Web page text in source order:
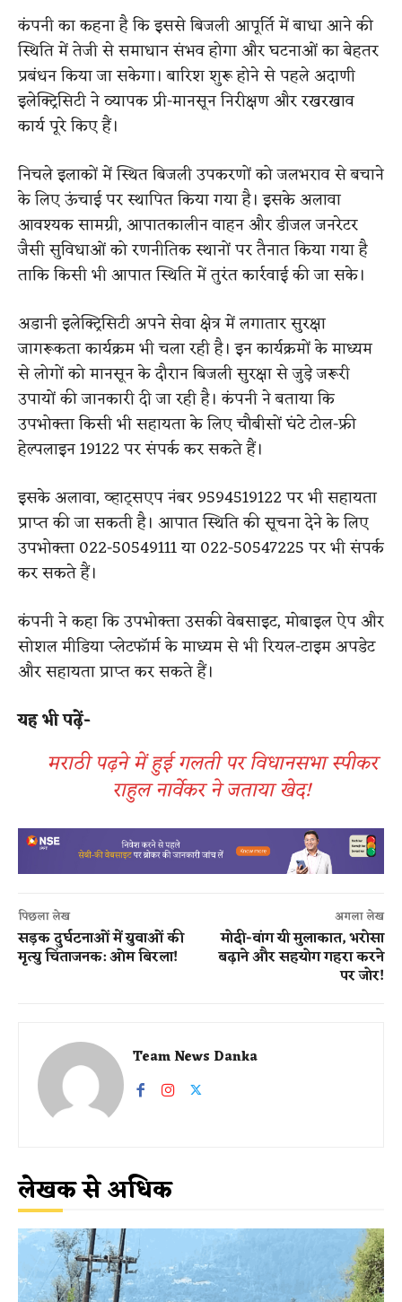
कंपनी का कहना है कि इससे बिजली आपूर्ति में बाधा आने की
स्थिति में तेजी से समाधान संभव होगा और घटनाओं का बेहतर
प्रबंधन किया जा सकेगा। बारिश शुरू होने से पहले अदाणी
इलेक्ट्रिसिटी ने व्यापक प्री-मानसून निरीक्षण और रखरखाव
कार्य पूरे किए हैं।
निचले इलाकों में स्थित बिजली उपकरणों को जलभराव से बचाने
के लिए ऊंचाई पर स्थापित किया गया है। इसके अलावा
आवश्यक सामग्री, आपातकालीन वाहन और डीजल जनरेटर
जैसी सुविधाओं को रणनीतिक स्थानों पर तैनात किया गया है
ताकि किसी भी आपात स्थिति में तुरंत कार्रवाई की जा सके।
अडानी इलेक्ट्रिसिटी अपने सेवा क्षेत्र में लगातार सुरक्षा
जागरूकता कार्यक्रम भी चला रही है। इन कार्यक्रमों के माध्यम
से लोगों को मानसून के दौरान बिजली सुरक्षा से जुड़े जरूरी
उपायों की जानकारी दी जा रही है। कंपनी ने बताया कि
उपभोक्ता किसी भी सहायता के लिए चौबीसों घंटे टोल-फ्री
हेल्पलाइन 19122 पर संपर्क कर सकते हैं।
इसके अलावा, व्हाट्सएप नंबर 9594519122 पर भी सहायता
प्राप्त की जा सकती है। आपात स्थिति की सूचना देने के लिए
उपभोक्ता 022-50549111 या 022-50547225 पर भी संपर्क
कर सकते हैं।
कंपनी ने कहा कि उपभोक्ता उसकी वेबसाइट, मोबाइल ऐप और
सोशल मीडिया प्लेटफॉर्म के माध्यम से भी रियल-टाइम अपडेट
और सहायता प्राप्त कर सकते हैं।
यह भी पढ़ें-
मराठी पढ़ने में हुई गलती पर विधानसभा स्पीकर
राहुल नार्वेकर ने जताया खेद!
पिछला लेख
सड़क दुर्घटनाओं में युवाओं की
मृत्यु चिंताजनक: ओम बिरला!
अगला लेख
मोदी-वांग यी मुलाकात, भरोसा
बढ़ाने और सहयोग गहरा करने
पर जोर!
Team News Danka
लेखक से अधिक